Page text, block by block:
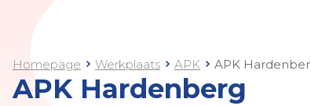
Homepage Werkplaats APK APK
APK Hardenberg